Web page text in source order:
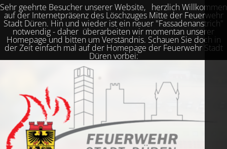
Sehr geehrte Besucher unserer Website, herzlich Willkommen
auf der Internetpräsenz des Löschzuges Mitte der Feuerwehr
Stadt Düren. Hin und wieder ist ein neuer "Fassadenanstrich"
notwendig - daher überarbeiten wir momentan unserer
Homepage und bitten um Verständnis. Schauen Sie doch in
der Zeit einfach mal auf der Homepage der Feuerwehr Stadt
Düren vorbei: